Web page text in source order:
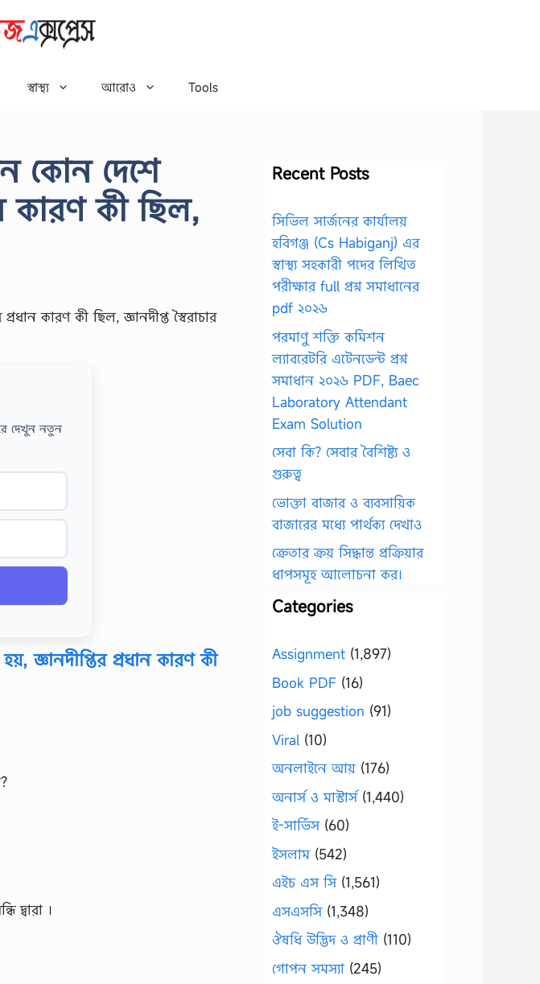
স্বাস্থ্য আরোও Tools
কোন দেশে
কারণ কী ছিল,
দেখুন নতুন
জ্ঞানদীপ্তির প্রধান কারণ কী
দ্বারা ।
Recent Posts
সিভিল সার্জনের কার্যালয়
হবিগঞ্জ (Cs Habiganj) এর
স্বাস্থ্য সহকারী পদের লিখিত
পরীক্ষার full প্রশ্ন সমাধানের
pdf ২০২৬
পরমাণু শক্তি কমিশন
ল্যাবরেটরি এটেনডেন্ট প্রশ্ন
সমাধান ২০২৬ PDF, Baec
Laboratory Attendant
Exam Solution
সেবা কি? সেবার বৈশিষ্ট্য ও
গুরুত্ব
ভোক্তা বাজার ও ব্যবসায়িক
বাজারের মধ্যে পার্থক্য দেখাও
ক্রেতার ক্রয় সিদ্ধান্ত প্রক্রিয়ার
ধাপসমূহ আলোচনা কর।
Categories
Assignment (1,897)
Book PDF (16)
job suggestion (91)
Viral (10)
অনলাইনে আয় (176)
অনার্স ও মাস্টার্স(1,440)
ই-সার্ভিস(60)
ইসলাম(542)
এইচ এস সি(1,561)
এসএসসি(1,348)
ঔষধি উদ্ভিদ ও প্রাণী (110)
গোপন সমস্যা (245)